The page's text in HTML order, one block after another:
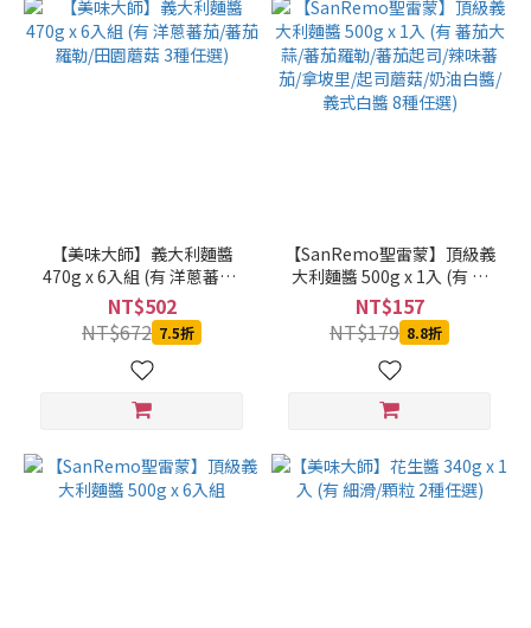
【美味大師】義大利麵醬
470g x 6入組 (有 洋蔥蕃茄/
蕃茄羅勒/田園蘑菇 3種任選)
NT$502
NT$672 7.5折
【SanRemo聖雷蒙】頂級義
大利麵醬 500g x 1入 (有 蕃
茄大蒜/蕃茄羅勒/蕃茄起司/
辣味蕃茄/拿坡里/起司蘑菇/
奶油白醬/義式白醬 8種任選)
NT$157
NT$179 8.8折